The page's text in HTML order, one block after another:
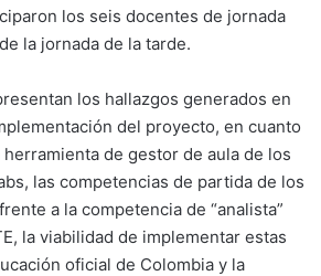
los seis docentes de jornada
la jornada de la tarde.
los hallazgos generados en
del proyecto, en cuanto
de gestor de aula de los
las competencias de partida de los
a la competencia de “analista”
la viabilidad de implementar estas
oficial de Colombia y la